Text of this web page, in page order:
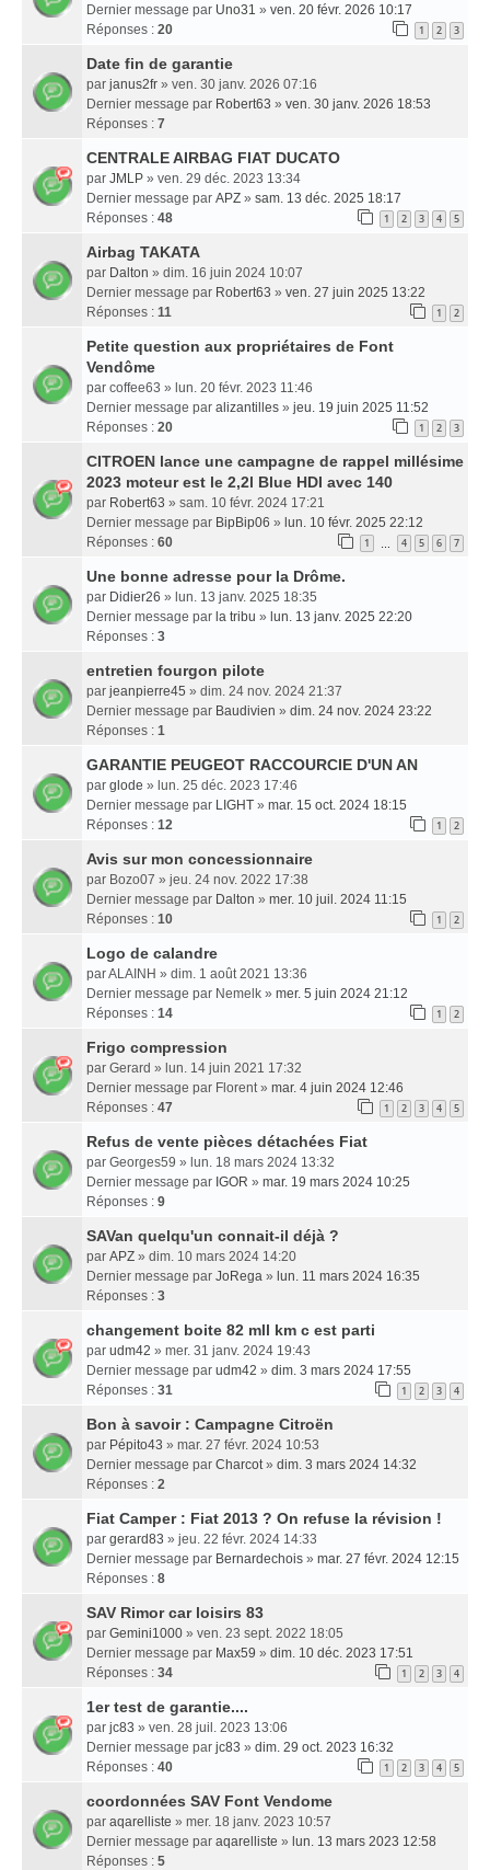
Dernier message par Uno31 » ven. 20 févr. 2026 10:17
Réponses : 20 1 2 3
Date fin de garantie
par janus2fr » ven. 30 janv. 2026 07:16
Dernier message par Robert63 » ven. 30 janv. 2026 18:53
Réponses : 7
CENTRALE AIRBAG FIAT DUCATO
par JMLP » ven. 29 déc. 2023 13:34
Dernier message par APZ » sam. 13 déc. 2025 18:17
Réponses : 48 1 2 3 4 5
Airbag TAKATA
par Dalton » dim. 16 juin 2024 10:07
Dernier message par Robert63 » ven. 27 juin 2025 13:22
Réponses : 11 1 2
Petite question aux propriétaires de Font
Vendôme
par coffee63 » lun. 20 févr. 2023 11:46
Dernier message par alizantilles » jeu. 19 juin 2025 11:52
Réponses : 20 1 2 3
CITROEN lance une campagne de rappel millésime
2023 moteur est le 2,2l Blue HDI avec 140
par Robert63 » sam. 10 févr. 2024 17:21
Dernier message par BipBip06 » lun. 10 févr. 2025 22:12
Réponses : 60 1 4 5 6 7
Une bonne adresse pour la Drôme.
par Didier26 » lun. 13 janv. 2025 18:35
Dernier message par la tribu » lun. 13 janv. 2025 22:20
Réponses : 3
entretien fourgon pilote
par jeanpierre45 » dim. 24 nov. 2024 21:37
Dernier message par Baudivien » dim. 24 nov. 2024 23:22
Réponses : 1
GARANTIE PEUGEOT RACCOURCIE D'UN AN
par glode » lun. 25 déc. 2023 17:46
Dernier message par LIGHT » mar. 15 oct. 2024 18:15
Réponses : 12 1 2
Avis sur mon concessionnaire
par Bozo07 » jeu. 24 nov. 2022 17:38
Dernier message par Dalton » mer. 10 juil. 2024 11:15
Réponses : 10 1 2
Logo de calandre
parALAINH » dim. 1 août 2021 13:36
Dernier message par Nemelk » mer. 5 juin 2024 21:12
Réponses : 14 1 2
Frigo compression
par Gerard » lun. 14 juin 2021 17:32
Dernier message par Florent» mar. 4 juin 2024 12:46
Réponses : 47 1 2 3 4 5
Refus de vente pièces détachées Fiat
par Georges59 » lun. 18 mars 2024 13:32
Dernier message par IGOR » mar. 19 mars 2024 10:25
Réponses : 9
SAVan quelqu'un connait-il déjà ?
par APZ » dim. 10 mars 2024 14:20
Dernier message par JoRega » lun. 11 mars 2024 16:35
Réponses : 3
changement boite 82 mll km c est parti
par udm42 » mer. 31 janv. 2024 19:43
Dernier message par udm42 » dim. 3 mars 2024 17:55
Réponses : 31 1 2 3 4
Bon à savoir : Campagne Citroën
par Pépito43 » mar. 27 févr. 2024 10:53
Dernier message par Charcot» dim. 3 mars 2024 14:32
Réponses : 2
Fiat Camper : Fiat 2013 ? On refuse la révision !
par gerard83 » jeu. 22 févr. 2024 14:33
Dernier message par Bernardechois » mar. 27 févr. 2024 12:15
Réponses : 8
SAV Rimor car loisirs 83
par Gemini1000 » ven. 23 sept. 2022 18:05
Dernier message par Max59 » dim. 10 déc. 2023 17:51
Réponses : 34 1 2 3 4
1er test de garantie....
par jc83 » ven. 28 juil. 2023 13:06
Dernier message par jc83 » dim. 29 oct. 2023 16:32
Réponses : 40 1 2 3 4 5
coordonnées SAV Font Vendome
par aqarelliste » mer. 18 janv. 2023 10:57
Dernier message par aqarelliste » lun. 13 mars 2023 12:58
Réponses : 5